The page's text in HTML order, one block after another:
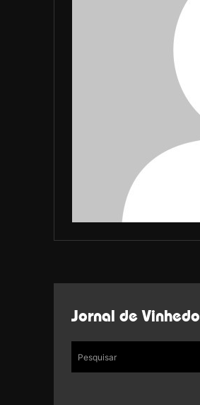
Jornal de Vinhedo
Pesquisar